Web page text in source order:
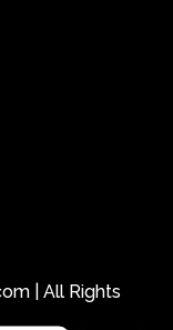
| All Rights